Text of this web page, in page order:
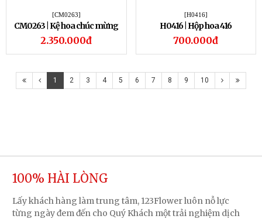
[CM0263]
CM0263 | Kệ hoa chúc mừng
263
2.350.000đ
[H0416]
H0416 | Hộp hoa 416
700.000đ
1 2 3 4 5 6 7 8 9 10
100% HÀI LÒNG
Lấy khách hàng làm trung tâm, 123Flower luôn nỗ lực
từng ngày đem đến cho Quý Khách một trải nghiệm dịch